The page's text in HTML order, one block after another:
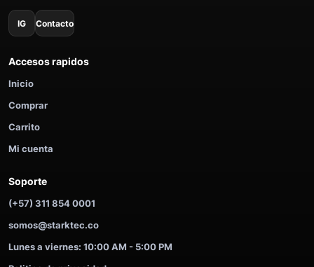
IG Contacto
Accesos rapidos
Inicio
Comprar
Carrito
Mi cuenta
Soporte
(+57) 311 854 0001
somos@starktec.co
Lunes a viernes: 10:00 AM - 5:00 PM